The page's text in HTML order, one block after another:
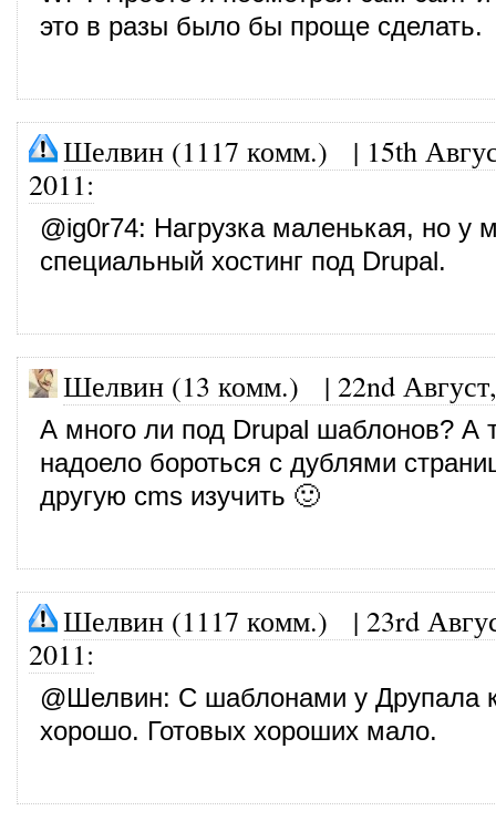
это в разы было бы проще сделать.
Шелвин (1117 комм.) | 15th
2011:
@ig0r74: Нагрузка маленькая, но у
специальный хостинг под Drupal.
Шелвин (13 комм.) | 22nd
А много ли под Drupal шаблонов? А
надоело бороться с дублями
другую cms изучить 🙂
Шелвин (1117 комм.) | 23rd
2011:
@Шелвин: С шаблонами у Друпала
хорошо. Готовых хороших мало.